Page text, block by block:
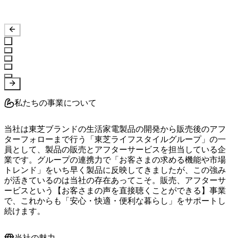
私たちの事業について
当社は東芝ブランドの生活家電製品の開発から販売後のアフ
ターフォローまで行う「東芝ライフスタイルグループ」の一
員として、製品の販売とアフターサービスを担当している企
業です。グループの連携力で「お客さまの求める機能や市場
トレンド」をいち早く製品に反映してきましたが、この強み
が活きているのは当社の存在あってこそ。販売、アフターサ
ービスという【お客さまの声を直接聴くことができる】事業
で、これからも「安心・快適・便利な暮らし」をサポートし
続けます。